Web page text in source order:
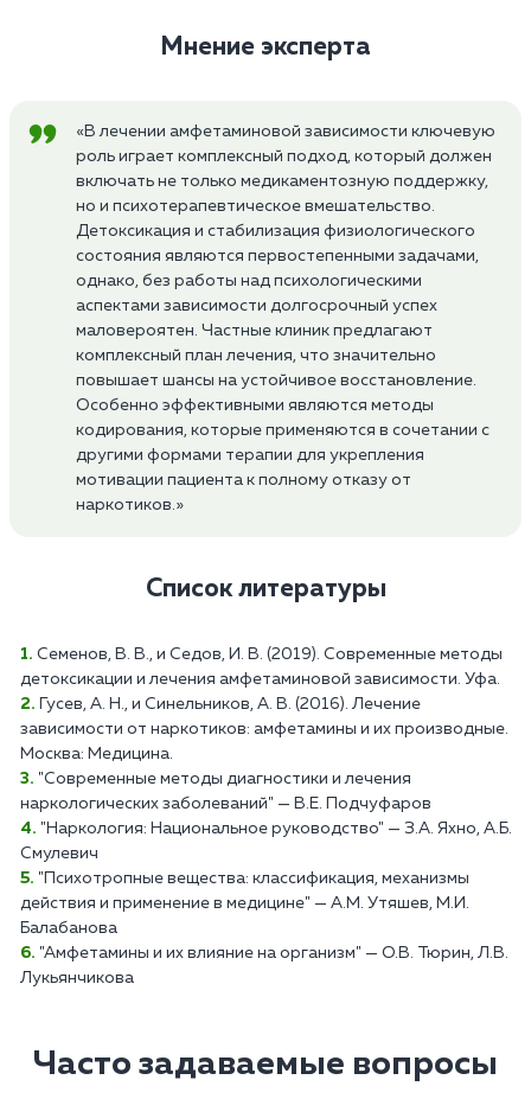
Мнение эксперта
«В лечении амфетаминовой зависимости ключевую
роль играет комплексный подход, который должен
включать не только медикаментозную поддержку,
но и психотерапевтическое вмешательство.
Детоксикация и стабилизация физиологического
состояния являются первостепенными задачами,
однако, без работы над психологическими
аспектами зависимости долгосрочный успех
маловероятен. Частные клиник предлагают
комплексный план лечения, что значительно
повышает шансы на устойчивое восстановление.
Особенно эффективными являются методы
кодирования, которые применяются в сочетании с
другими формами терапии для укрепления
мотивации пациента к полному отказу от
наркотиков.»
Список литературы
Семенов, В. В., и Седов, И. В. (2019). Современные методы
детоксикации и лечения амфетаминовой зависимости. Уфа.
Гусев, А. Н., и Синельников, А. В. (2016). Лечение
зависимости от наркотиков: амфетамины и их производные.
Москва: Медицина.
"Современные методы диагностики и лечения
наркологических заболеваний" — В.Е. Подчуфаров
"Наркология: Национальное руководство" — З.А. Яхно, А.Б.
Смулевич
"Психотропные вещества: классификация, механизмы
действия и применение в медицине" — А.М. Утяшев, М.И.
Балабанова
"Амфетамины и их влияние на организм" — О.В. Тюрин, Л.В.
Лукьянчикова
Часто задаваемые вопросы